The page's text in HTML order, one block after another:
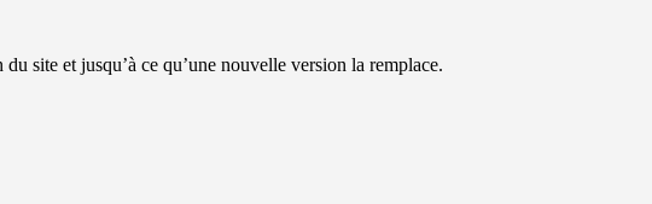
site et jusqu’à ce qu’une nouvelle version la remplace.